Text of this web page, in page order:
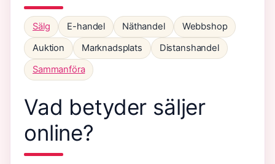
Sälg E-handel Näthandel
Webbshop
Auktion
Marknadsplats
Distanshandel
Sammanföra
Vad betyder säljer
online?